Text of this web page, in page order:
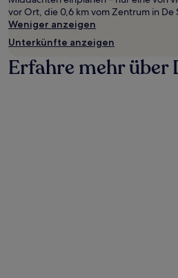
vor Ort, die 0,6 km vom Zentrum in
Weniger anzeigen
Unterkünfte anzeigen
Erfahre mehr über